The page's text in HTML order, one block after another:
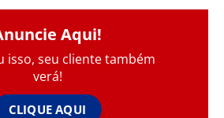
Aqui!
isso, seu cliente também
verá!
CLIQUE AQUI